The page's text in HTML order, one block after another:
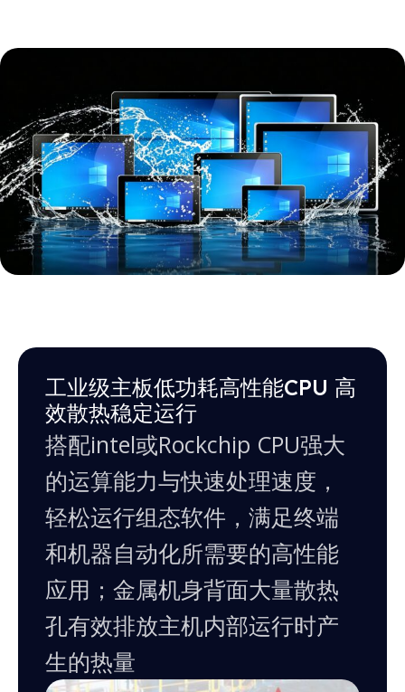
工业级主板低功耗高性能CPU 高
效散热稳定运行
搭配intel或Rockchip CPU强大
的运算能力与快速处理速度，
轻松运行组态软件，满足终端
和机器自动化所需要的高性能
应用；金属机身背面大量散热
孔有效排放主机内部运行时产
生的热量